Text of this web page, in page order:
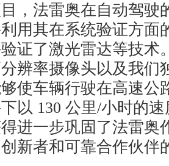
，法雷奥在自动驾驶
用其在系统验证方面
证了激光雷达等技术
辨率摄像头以及我们
使车辆行驶在高速公
以 130 公里/小时的
进一步巩固了法雷奥
新者和可靠合作伙伴